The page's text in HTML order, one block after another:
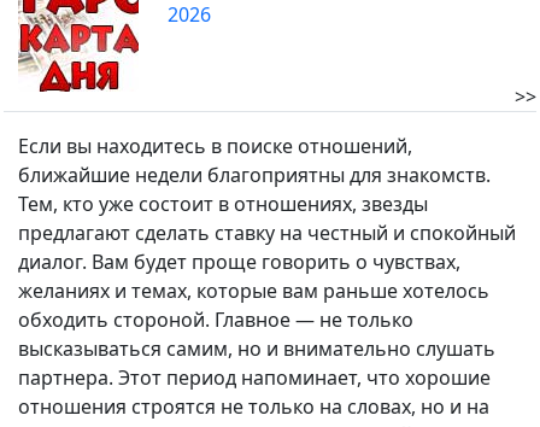
2026
>>
Если вы находитесь в поиске отношений,
ближайшие недели благоприятны для знакомств.
Тем, кто уже состоит в отношениях, звезды
предлагают сделать ставку на честный и спокойный
диалог. Вам будет проще говорить о чувствах,
желаниях и темах, которые вам раньше хотелось
обходить стороной. Главное — не только
высказываться самим, но и внимательно слушать
партнера. Этот период напоминает, что хорошие
отношения строятся не только на словах, но и на